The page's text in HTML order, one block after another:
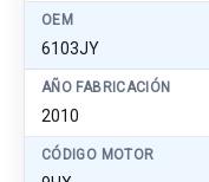
OEM
6103JY
AÑO FABRICACIÓN
2010
CÓDIGO MOTOR